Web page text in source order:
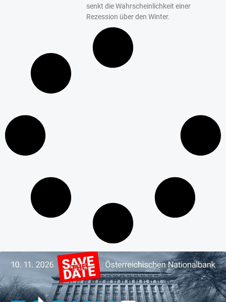
senkt die Wahrscheinlichkeit einer
Rezession über den Winter.